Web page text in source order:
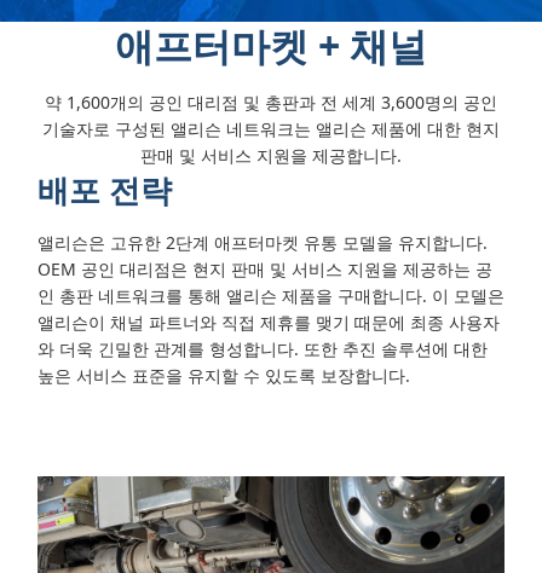
애프터마켓 + 채널
약 1,600개의 공인 대리점 및 총판과 전 세계 3,600명의 공인
기술자로 구성된 앨리슨 네트워크는 앨리슨 제품에 대한 현지
판매 및 서비스 지원을 제공합니다.
배포 전략
앨리슨은 고유한 2단계 애프터마켓 유통 모델을 유지합니다.
OEM 공인 대리점은 현지 판매 및 서비스 지원을 제공하는 공
인 총판 네트워크를 통해 앨리슨 제품을 구매합니다. 이 모델은
앨리슨이 채널 파트너와 직접 제휴를 맺기 때문에 최종 사용자
와 더욱 긴밀한 관계를 형성합니다. 또한 추진 솔루션에 대한
높은 서비스 표준을 유지할 수 있도록 보장합니다.